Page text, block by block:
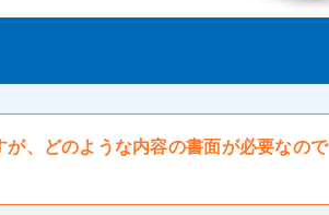
、どのような内容の書面が必要なので